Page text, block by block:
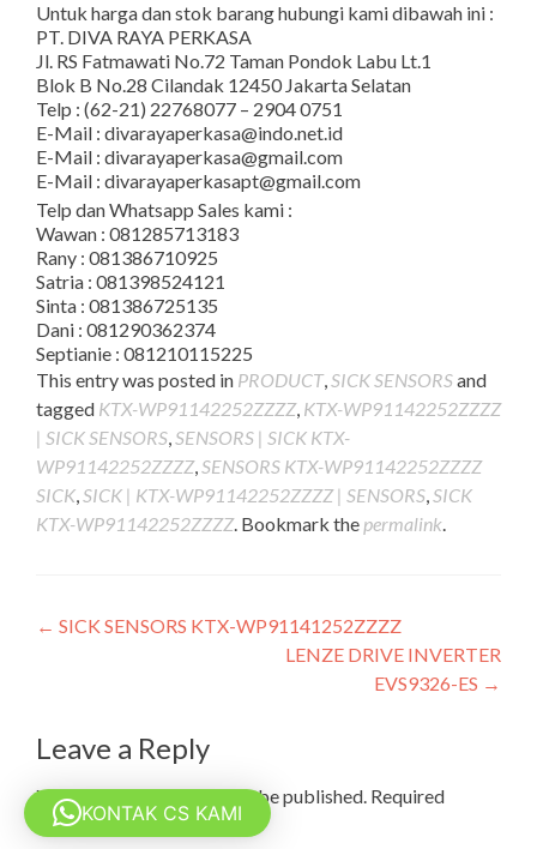
Untuk harga dan stok barang hubungi kami dibawah ini :
PT. DIVA RAYA PERKASA
Jl. RS Fatmawati No.72 Taman Pondok Labu Lt.1
Blok B No.28 Cilandak 12450 Jakarta Selatan
Telp : (62-21) 22768077 – 2904 0751
E-Mail : divarayaperkasa@indo.net.id
E-Mail : divarayaperkasa@gmail.com
E-Mail : divarayaperkasapt@gmail.com
Telp dan Whatsapp Sales kami :
Wawan : 081285713183
Rany : 081386710925
Satria : 081398524121
Sinta : 081386725135
Dani : 081290362374
Septianie : 081210115225
This entry was posted in PRODUCT,SICK SENSORSand
tagged KTX-WP91142252ZZZZ, KTX-WP91142252ZZZZ
| SICK SENSORS,SENSORS | SICK KTX-
WP91142252ZZZZ,SENSORS KTX-WP91142252ZZZZ
SICK,SICK | KTX-WP91142252ZZZZ | SENSORS,SICK
KTX-WP91142252ZZZZ. Bookmark the permalink.
Post
← SICK SENSORS KTX-WP91141252ZZZZ
LENZE DRIVE INVERTER
EVS9326-ES →
Leave a Reply
Your email address will not be published. Required
fields are marked*
KONTAK CS KAMI